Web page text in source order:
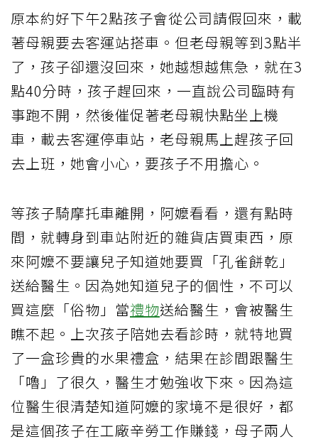
原本約好下午2點孩子會從公司請假回來，載
著母親要去客運站搭車。但老母親等到3點半
了，孩子卻還沒回來，她越想越焦急，就在3
點40分時，孩子趕回來，一直說公司臨時有
事跑不開，然後催促著老母親快點坐上機
車，載去客運停車站，老母親馬上趕孩子回
去上班，她會小心，要孩子不用擔心。
等孩子騎摩托車離開，阿嬤看看，還有點時
間，就轉身到車站附近的雜貨店買東西，原
來阿嬤不要讓兒子知道她要買「孔雀餅乾」
送給醫生。因為她知道兒子的個性，不可以
買這麼「俗物」當禮物送給醫生，會被醫生
瞧不起。上次孩子陪她去看診時，就特地買
了一盒珍貴的水果禮盒，結果在診間跟醫生
「嚕」了很久，醫生才勉強收下來。因為這
位醫生很清楚知道阿嬤的家境不是很好，都
是這個孩子在工廠辛勞工作賺錢，母子兩人